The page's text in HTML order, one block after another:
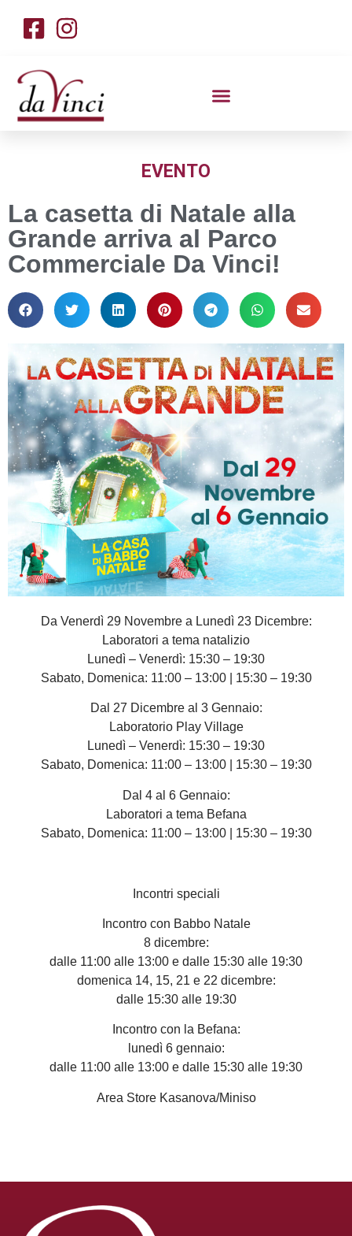
EVENTO
La casetta di Natale alla
Grande arriva al Parco
Commerciale Da Vinci!
Da Venerdì 29 Novembre a Lunedì 23 Dicembre:
Laboratori a tema natalizio
Lunedì – Venerdì: 15:30 – 19:30
Sabato, Domenica: 11:00 – 13:00 | 15:30 – 19:30
Dal 27 Dicembre al 3 Gennaio:
Laboratorio Play Village
Lunedì – Venerdì: 15:30 – 19:30
Sabato, Domenica: 11:00 – 13:00 | 15:30 – 19:30
Dal 4 al 6 Gennaio:
Laboratori a tema Befana
Sabato, Domenica: 11:00 – 13:00 | 15:30 – 19:30
Incontri speciali
Incontro con Babbo Natale
8 dicembre:
dalle 11:00 alle 13:00 e dalle 15:30 alle 19:30
domenica 14, 15, 21 e 22 dicembre:
dalle 15:30 alle 19:30
Incontro con la Befana:
lunedì 6 gennaio:
dalle 11:00 alle 13:00 e dalle 15:30 alle 19:30
Area Store Kasanova/Miniso